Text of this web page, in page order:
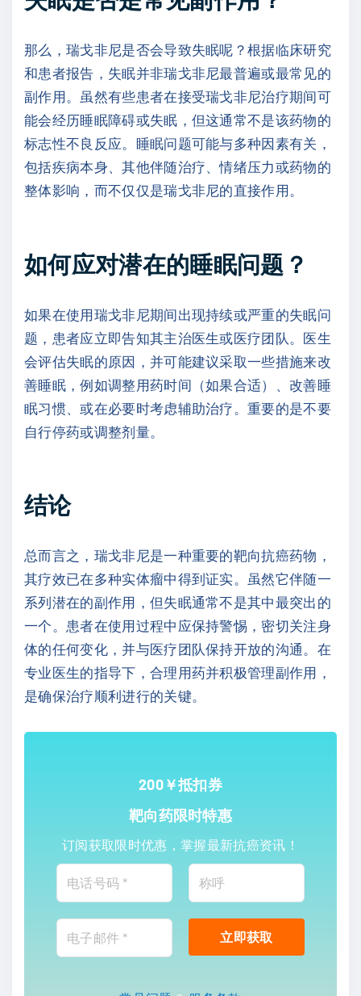
那么，瑞戈非尼是否会导致失眠呢？根据临床研究
和患者报告，失眠并非瑞戈非尼最普遍或最常见的
副作用。虽然有些患者在接受瑞戈非尼治疗期间可
能会经历睡眠障碍或失眠，但这通常不是该药物的
标志性不良反应。睡眠问题可能与多种因素有关，
包括疾病本身、其他伴随治疗、情绪压力或药物的
整体影响，而不仅仅是瑞戈非尼的直接作用。
如何应对潜在的睡眠问题？
如果在使用瑞戈非尼期间出现持续或严重的失眠问
题，患者应立即告知其主治医生或医疗团队。医生
会评估失眠的原因，并可能建议采取一些措施来改
善睡眠，例如调整用药时间（如果合适）、改善睡
眠习惯、或在必要时考虑辅助治疗。重要的是不要
自行停药或调整剂量。
结论
总而言之，瑞戈非尼是一种重要的靶向抗癌药物，
其疗效已在多种实体瘤中得到证实。虽然它伴随一
系列潜在的副作用，但失眠通常不是其中最突出的
一个。患者在使用过程中应保持警惕，密切关注身
体的任何变化，并与医疗团队保持开放的沟通。在
专业医生的指导下，合理用药并积极管理副作用，
是确保治疗顺利进行的关键。
200￥抵扣券
靶向药限时特惠
订阅获取限时优惠，掌握最新抗癌资讯！